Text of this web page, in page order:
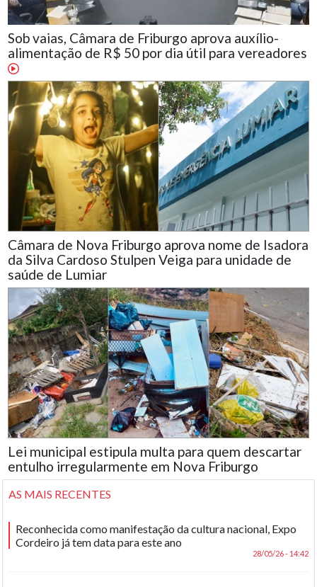
Sob vaias, Câmara de Friburgo aprova auxílio-
alimentação de R$ 50 por dia útil para vereadores
Câmara de Nova Friburgo aprova nome de Isadora
da Silva Cardoso Stulpen Veiga para unidade de
saúde de Lumiar
Lei municipal estipula multa para quem descartar
entulho irregularmente em Nova Friburgo
AS MAIS RECENTES
Reconhecida como manifestação da cultura nacional, Expo
Cordeiro já tem data para este ano
28/05/26 - 14:42